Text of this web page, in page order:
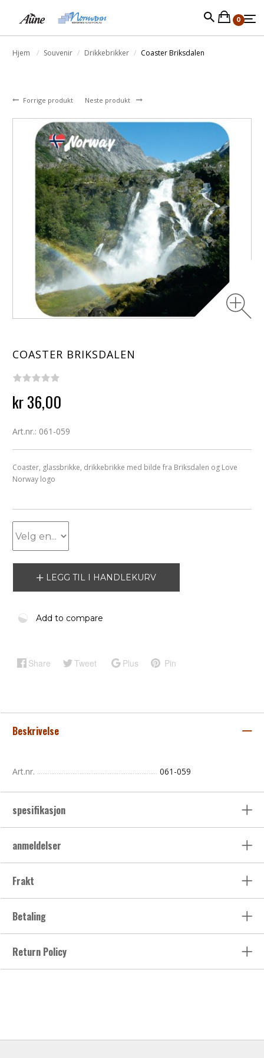
0
Hjem Souvenir Drikkebrikker Coaster Briksdalen
Forrige produkt Neste produkt
COASTER BRIKSDALEN
kr 36,00
Art.nr.: 061-059
Coaster, glassbrikke, drikkebrikke med bilde fra Briksdalen og Love
Norway logo
LEGG TIL I HANDLEKURV
Add to compare
Share Tweet Plus Pin
Beskrivelse
Art.nr. 061-059
spesifikasjon
anmeldelser
Frakt
Betaling
Return Policy